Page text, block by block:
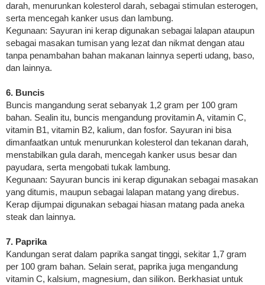
darah, menurunkan kolesterol darah, sebagai stimulan esterogen,
serta mencegah kanker usus dan lambung.
Kegunaan: Sayuran ini kerap digunakan sebagai lalapan ataupun
sebagai masakan tumisan yang lezat dan nikmat dengan atau
tanpa penambahan bahan makanan lainnya seperti udang, baso,
dan lainnya.
6. Buncis
Buncis mangandung serat sebanyak 1,2 gram per 100 gram
bahan. Sealin itu, buncis mengandung provitamin A, vitamin C,
vitamin B1, vitamin B2, kalium, dan fosfor. Sayuran ini bisa
dimanfaatkan untuk menurunkan kolesterol dan tekanan darah,
menstabilkan gula darah, mencegah kanker usus besar dan
payudara, serta mengobati tukak lambung.
Kegunaan: Sayuran buncis ini kerap digunakan sebagai masakan
yang ditumis, maupun sebagai lalapan matang yang direbus.
Kerap dijumpai digunakan sebagai hiasan matang pada aneka
steak dan lainnya.
7. Paprika
Kandungan serat dalam paprika sangat tinggi, sekitar 1,7 gram
per 100 gram bahan. Selain serat, paprika juga mengandung
vitamin C, kalsium, magnesium, dan silikon. Berkhasiat untuk